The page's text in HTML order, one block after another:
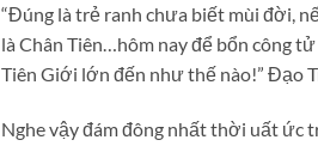
“Đúng là trẻ ranh chưa biết mùi đời,
là Chân Tiên…hôm nay để bổn công
Tiên Giới lớn đến như thế nào!” Đạo
Nghe vậy đám đông nhất thời uất ức